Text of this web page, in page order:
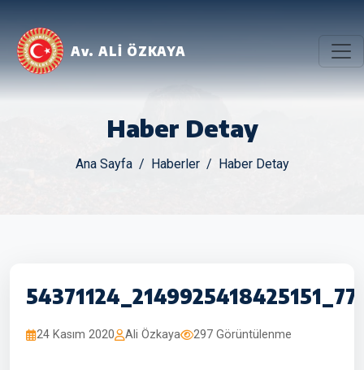
Av. ALİ ÖZKAYA
Haber Detay
Ana Sayfa Haberler Haber Detay
24 Kasım 2020 Ali Özkaya 297 Görüntülenme